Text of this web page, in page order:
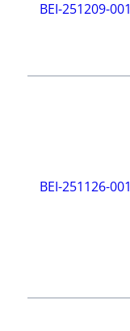
BEI-251209-001
BEI-251126-001